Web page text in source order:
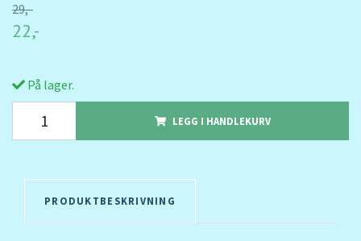
29,-
22,-
På lager.
LEGG I HANDLEKURV
PRODUKTBESKRIVNING